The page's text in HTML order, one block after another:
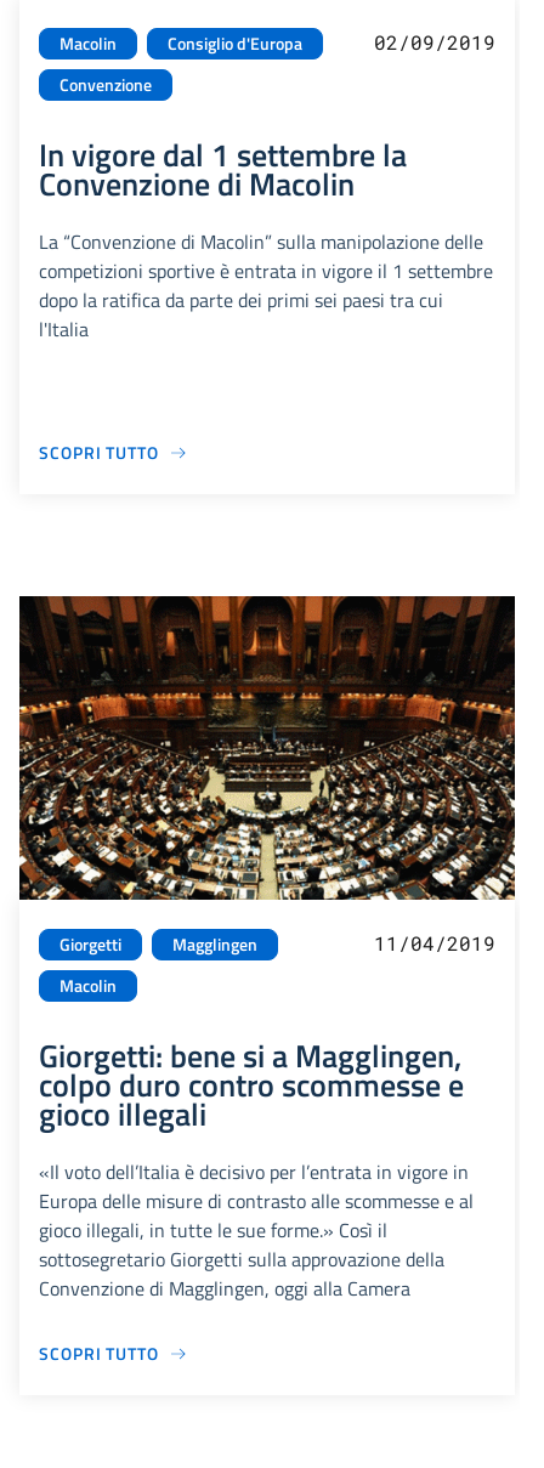
Macolin
Consiglio d'Europa
Convenzione
02/09/2019
In vigore dal 1 settembre la
Convenzione di Macolin
La “Convenzione di Macolin” sulla manipolazione delle
competizioni sportive è entrata in vigore il 1 settembre
dopo la ratifica da parte dei primi sei paesi tra cui
l'Italia
SCOPRI TUTTO
Giorgetti
Magglingen
Macolin
11/04/2019
Giorgetti: bene si a Magglingen,
colpo duro contro scommesse e
gioco illegali
«Il voto dell’Italia è decisivo per l’entrata in vigore in
Europa delle misure di contrasto alle scommesse e al
gioco illegali, in tutte le sue forme.» Così il
sottosegretario Giorgetti sulla approvazione della
Convenzione di Magglingen, oggi alla Camera
SCOPRI TUTTO